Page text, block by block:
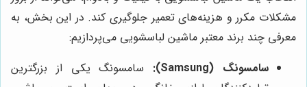
مشکلات مکرر و هزینه‌های تعمیر جلوگیری کند. در این بخش، به
معرفی چند برند معتبر ماشین لباسشویی می‌پردازیم:
سامسونگ (Samsung):
سامسونگ یکی از بزرگترین